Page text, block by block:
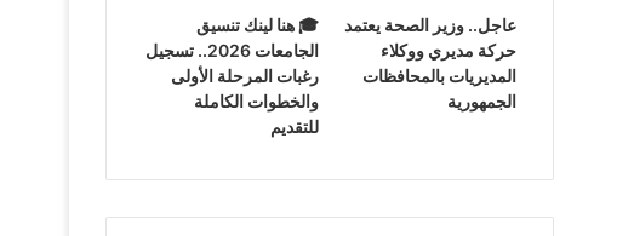
عاجل.. وزير الصحة يعتمد
حركة مديري ووكلاء
المديريات بالمحافظات
الجمهورية
🎓 هنا لينك تنسيق
الجامعات 2026.. تسجيل
رغبات المرحلة الأولى
والخطوات الكاملة
للتقديم